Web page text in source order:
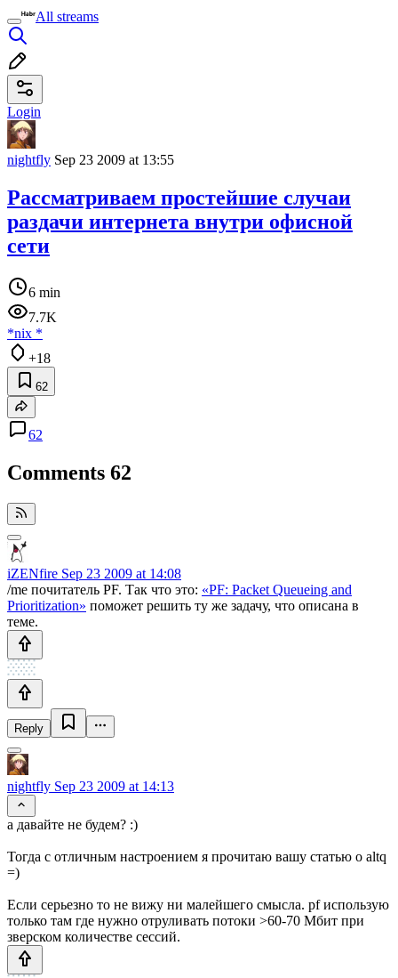
All streams
Login
nightfly Sep 23 2009 at 13:55
Рассматриваем простейшие случаи
раздачи интернета внутри офисной
сети
6 min
7.7K
*nix *
+18
62
62
Comments 62
iZENfire Sep 23 2009 at 14:08
/me почитатель PF. Так что это: «PF: Packet Queueing and
Prioritization» поможет решить ту же задачу, что описана в
теме.
Reply
nightfly Sep 23 2009 at 14:13
а давайте не будем? :)
Тогда с отличным настроением я прочитаю вашу статью о altq
=)
Если серьезно то не вижу ни малейшего смысла. pf использую
только там где нужно отруливать потоки >60-70 Мбит при
зверском количестве сессий.